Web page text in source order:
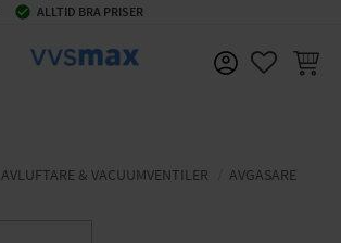
check_circle ALLTID BRA PRISER
AVLUFTARE & VACUUMVENTILER AVGASARE